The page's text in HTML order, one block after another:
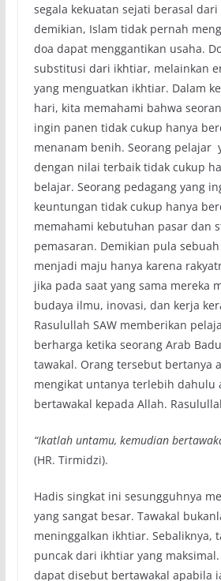
segala kekuatan sejati berasal dari
demikian, Islam tidak pernah
doa dapat menggantikan usaha.
substitusi dari ikhtiar, melainkan
yang menguatkan ikhtiar. Dalam
hari, kita memahami bahwa
ingin panen tidak cukup hanya
menanam benih. Seorang pelajar
dengan nilai terbaik tidak cukup
belajar. Seorang pedagang yang
keuntungan tidak cukup hanya
memahami kebutuhan pasar dan
pemasaran. Demikian pula
menjadi maju hanya karena
jika pada saat yang sama mereka
budaya ilmu, inovasi, dan kerja
Rasulullah SAW memberikan
berharga ketika seorang Arab
tawakal. Orang tersebut bertanya
mengikat untanya terlebih dahulu
bertawakal kepada Allah.
“Ikatlah untamu, kemudian
(HR. Tirmidzi).
Hadis singkat ini sesungguhnya
yang sangat besar. Tawakal
meninggalkan ikhtiar. Sebaliknya,
puncak dari ikhtiar yang
dapat disebut bertawakal apabila